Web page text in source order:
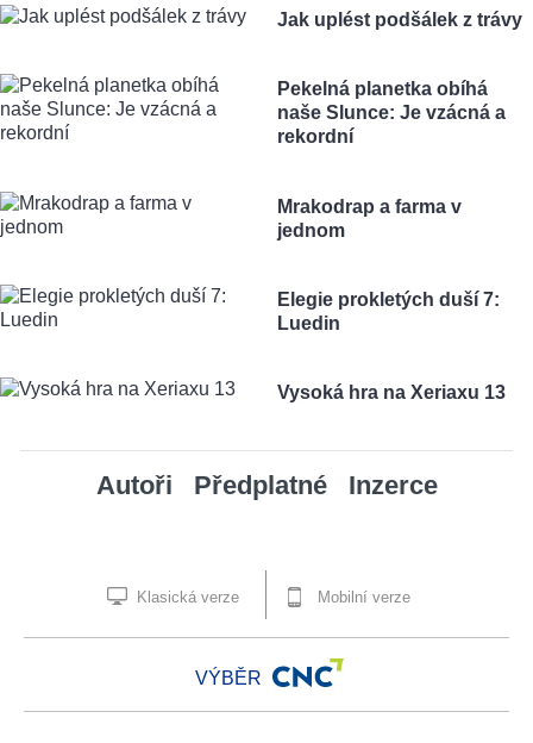
Jak uplést podšálek z trávy
Pekelná planetka obíhá
naše Slunce: Je vzácná a
rekordní
Mrakodrap a farma v
jednom
Elegie prokletých duší 7:
Luedin
Vysoká hra na Xeriaxu 13
Autoři Předplatné Inzerce
Klasická verze Mobilní verze
VÝBĚR